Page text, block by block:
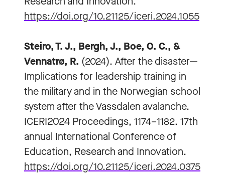
https://doi.org/10.21125/iceri.2024.1055
Steiro, T. J., Bergh, J., Boe, O. C., &
Vennatrø, R. (2024). After the disaster—
Implications for leadership training in
the military and in the Norwegian school
system after the Vassdalen avalanche.
ICERI2024 Proceedings, 1174–1182. 17th
annual International Conference of
Education, Research and Innovation.
https://doi.org/10.21125/iceri.2024.0375